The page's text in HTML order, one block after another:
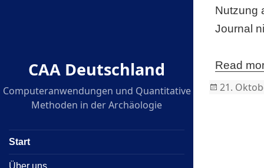
CAA Deutschland
Computeranwendungen und Quantitative
Methoden in der Archäologie
Start
Über uns
Nutzung
Journal
Read
Posted
21.